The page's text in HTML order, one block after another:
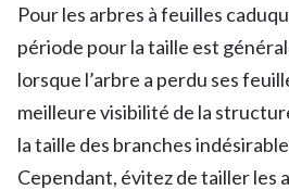
Pour les arbres à feuilles
période pour la taille est
lorsque l’arbre a perdu ses
meilleure visibilité de la
la taille des branches
Cependant, évitez de tailler les